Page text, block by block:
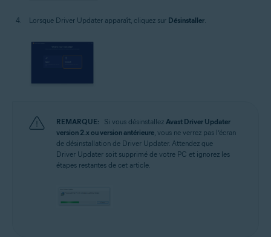
Lorsque Driver Updater apparaît, cliquez sur Désinstaller
REMARQUE: Si vous désinstallez Avast Driver Updater
version 2.x ou version antérieure , vous ne verrez pas l’écran
de désinstallation de Driver Updater. Attendez que
Driver Updater soit supprimé de votre PC et ignorez les
étapes restantes de cet article.